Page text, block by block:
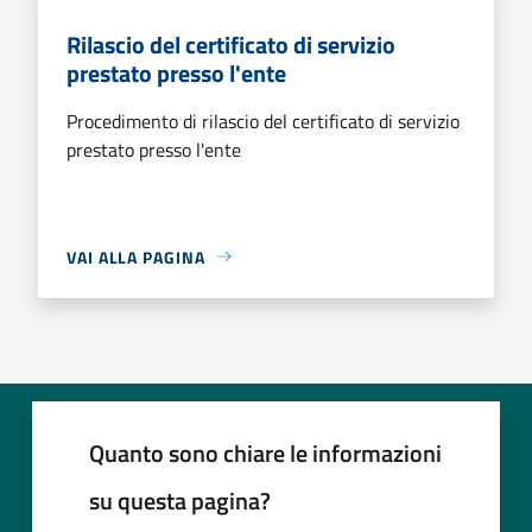
Rilascio del certificato di servizio
prestato presso l'ente
Procedimento di rilascio del certificato di servizio
prestato presso l'ente
VAI ALLA PAGINA
Quanto sono chiare le informazioni
su questa pagina?